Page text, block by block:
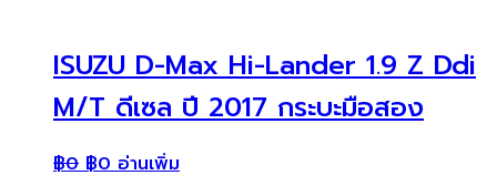
ISUZU D-Max Hi-Lander 1.9 Z Ddi
M/T ดีเซล ปี 2017 กระบะมือสอง
฿0 ฿0 อ่านเพิ่ม